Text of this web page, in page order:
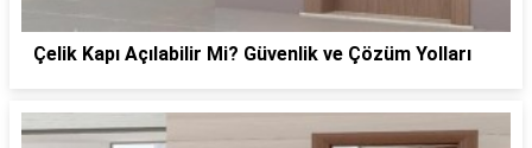
Çelik Kapı Açılabilir Mi? Güvenlik ve Çözüm Yolları